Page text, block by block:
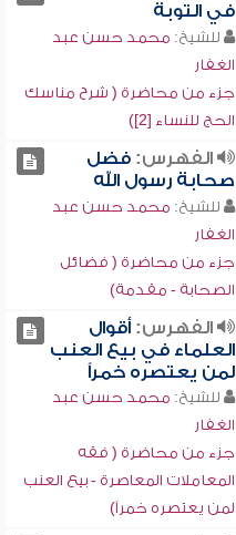
في التوبة
للشيخ: محمد حسن عبد
الغفار
جزء من محاضرة ( شرح مناسك
الحج للنساء [2])
الفهرس:فضل
صحابة رسول الله
للشيخ: محمد حسن عبد
الغفار
جزء من محاضرة ( فضائل
الصحابة - مقدمة)
الفهرس:أقوال
العلماء في بيع العنب
لمن يعتصره خمراً
للشيخ: محمد حسن عبد
الغفار
جزء من محاضرة ( فقه
المعاملات المعاصرة - بيع العنب
لمن يعتصره خمراً)